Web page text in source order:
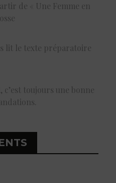
de « Une Femme en
lit le texte préparatoire
toujours une bonne